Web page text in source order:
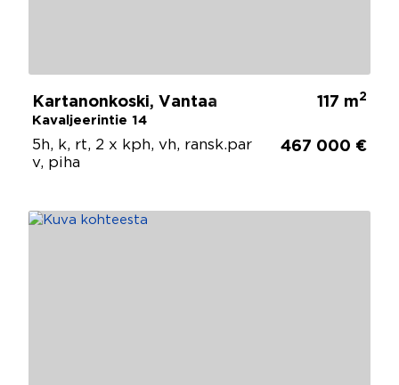
Kartanonkoski, Vantaa
Kavaljeerintie 14
117 m2
5h, k, rt, 2 x kph, vh, ransk.par
v, piha
467 000 €